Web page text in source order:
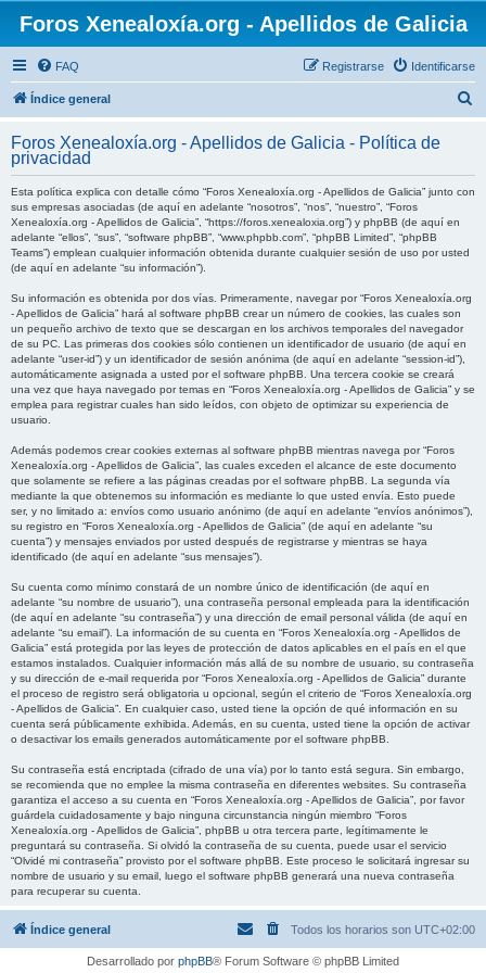
Foros Xenealoxía.org - Apellidos de Galicia
FAQ Identificarse
Registrarse
Índice general
c
Foros Xenealoxía.org - Apellidos de Galicia - Política de
privacidad
Esta política explica con detalle cómo “Foros Xenealoxía.org - Apellidos de Galicia” junto con
sus empresas asociadas (de aquí en adelante “nosotros”, “nos”, “nuestro”, “Foros
Xenealoxía.org - Apellidos de Galicia”, “https://foros.xenealoxia.org”) y phpBB (de aquí en
adelante “ellos”, “sus”, “software phpBB”, “www.phpbb.com”, “phpBB Limited”, “phpBB
Teams”) emplean cualquier información obtenida durante cualquier sesión de uso por usted
(de aquí en adelante “su información”).
Su información es obtenida por dos vías. Primeramente, navegar por “Foros Xenealoxía.org
- Apellidos de Galicia” hará al software phpBB crear un número de cookies, las cuales son
un pequeño archivo de texto que se descargan en los archivos temporales del navegador
de su PC. Las primeras dos cookies sólo contienen un identificador de usuario (de aquí en
adelante “user-id”) y un identificador de sesión anónima (de aquí en adelante “session-id”),
automáticamente asignada a usted por el software phpBB. Una tercera cookie se creará
una vez que haya navegado por temas en “Foros Xenealoxía.org - Apellidos de Galicia” y se
emplea para registrar cuales han sido leídos, con objeto de optimizar su experiencia de
usuario.
Además podemos crear cookies externas al software phpBB mientras navega por “Foros
Xenealoxía.org - Apellidos de Galicia”, las cuales exceden el alcance de este documento
que solamente se refiere a las páginas creadas por el software phpBB. La segunda vía
mediante la que obtenemos su información es mediante lo que usted envía. Esto puede
ser, y no limitado a: envíos como usuario anónimo (de aquí en adelante “envíos anónimos”),
su registro en “Foros Xenealoxía.org - Apellidos de Galicia” (de aquí en adelante “su
cuenta”) y mensajes enviados por usted después de registrarse y mientras se haya
identificado (de aquí en adelante “sus mensajes”).
Su cuenta como mínimo constará de un nombre único de identificación (de aquí en
adelante “su nombre de usuario”), una contraseña personal empleada para la identificación
(de aquí en adelante “su contraseña”) y una dirección de email personal válida (de aquí en
adelante “su email”). La información de su cuenta en “Foros Xenealoxía.org - Apellidos de
Galicia” está protegida por las leyes de protección de datos aplicables en el país en el que
estamos instalados. Cualquier información más allá de su nombre de usuario, su contraseña
y su dirección de e-mail requerida por “Foros Xenealoxía.org - Apellidos de Galicia” durante
el proceso de registro será obligatoria u opcional, según el criterio de “Foros Xenealoxía.org
- Apellidos de Galicia”. En cualquier caso, usted tiene la opción de qué información en su
cuenta será públicamente exhibida. Además, en su cuenta, usted tiene la opción de activar
o desactivar los emails generados automáticamente por el software phpBB.
Su contraseña está encriptada (cifrado de una vía) por lo tanto está segura. Sin embargo,
se recomienda que no emplee la misma contraseña en diferentes websites. Su contraseña
garantiza el acceso a su cuenta en “Foros Xenealoxía.org - Apellidos de Galicia”, por favor
guárdela cuidadosamente y bajo ninguna circunstancia ningún miembro “Foros
Xenealoxía.org - Apellidos de Galicia”, phpBB u otra tercera parte, legítimamente le
preguntará su contraseña. Si olvidó la contraseña de su cuenta, puede usar el servicio
“Olvidé mi contraseña” provisto por el software phpBB. Este proceso le solicitará ingresar su
nombre de usuario y su email, luego el software phpBB generará una nueva contraseña
para recuperar su cuenta.
Índice general Todos los horarios son UTC+02:00
Desarrollado por phpBB® Forum Software © phpBB Limited